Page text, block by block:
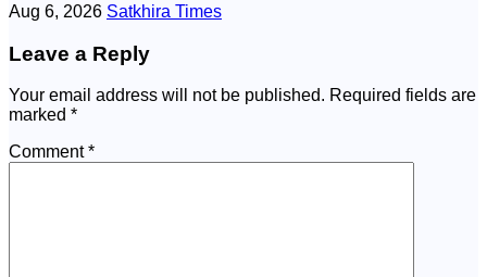
Aug 6, 2026 Satkhira Times
Leave a Reply
Your email address will not be published. Required fields are
marked *
Comment*